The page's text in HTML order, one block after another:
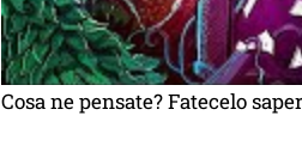
Cosa ne pensate? Fatecelo